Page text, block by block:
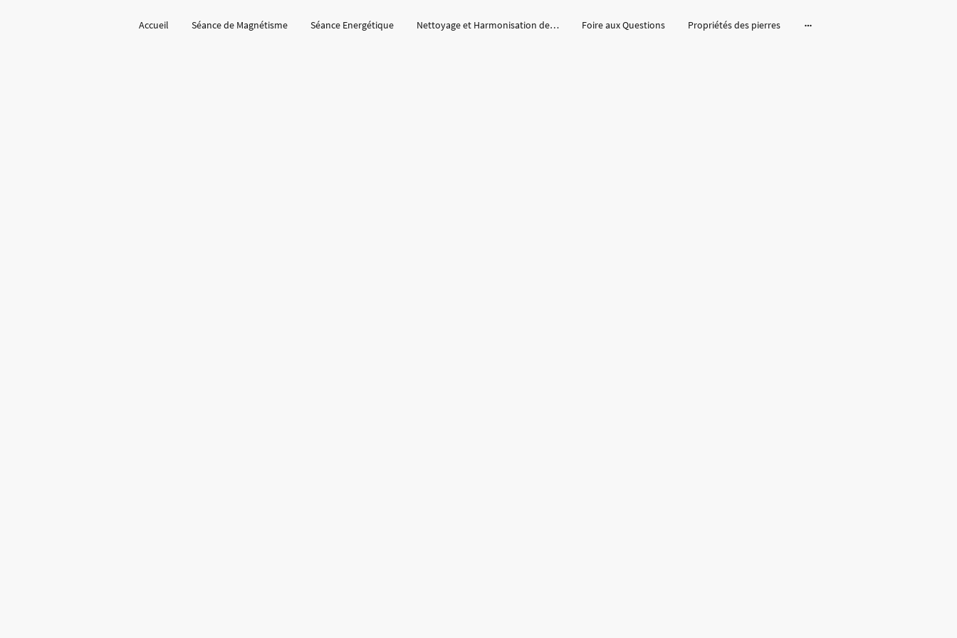
Accueil Séance de Magnétisme Séance Energétique Nettoyage et Harmonisation des lieux Foire aux Questions Propriétés des pierres